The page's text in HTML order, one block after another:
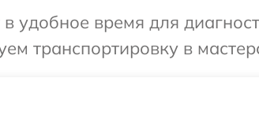
удобное время для
транспортировку в